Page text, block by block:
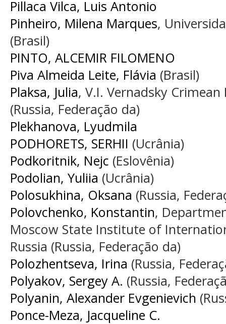
Pillaca Vilca, Luis Antonio
Pinheiro, Milena Marques,
(Brasil)
PINTO, ALCEMIR FILOMENO
Piva Almeida Leite, Flávia (Brasil)
Plaksa, Julia, V.I. Vernadsky
(Russia, Federação da)
Plekhanova, Lyudmila
PODHORETS, SERHII (Ucrânia)
Podkoritnik, Nejc (Eslovênia)
Podolian, Yuliia (Ucrânia)
Polosukhina, Oksana (Russia,
Polovchenko, Konstantin,
Moscow State Institute of
Russia (Russia, Federação da)
Polozhentseva, Irina (Russia,
Polyakov, Sergey A. (Russia,
Polyanin, Alexander Evgenievich
Ponce-Meza, Jacqueline C.